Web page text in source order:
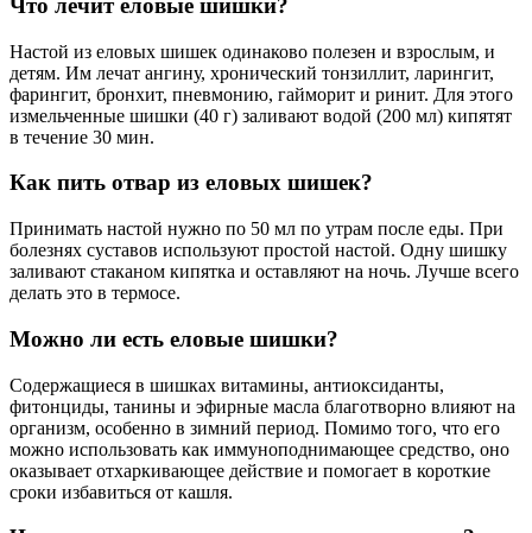
Что лечит еловые шишки?
Настой из еловых шишек одинаково полезен и взрослым, и
детям. Им лечат ангину, хронический тонзиллит, ларингит,
фарингит, бронхит, пневмонию, гайморит и ринит. Для этого
измельченные шишки (40 г) заливают водой (200 мл) кипятят
в течение 30 мин.
Как пить отвар из еловых шишек?
Принимать настой нужно по 50 мл по утрам после еды. При
болезнях суставов используют простой настой. Одну шишку
заливают стаканом кипятка и оставляют на ночь. Лучше всего
делать это в термосе.
Можно ли есть еловые шишки?
Содержащиеся в шишках витамины, антиоксиданты,
фитонциды, танины и эфирные масла благотворно влияют на
организм, особенно в зимний период. Помимо того, что его
можно использовать как иммуноподнимающее средство, оно
оказывает отхаркивающее действие и помогает в короткие
сроки избавиться от кашля.